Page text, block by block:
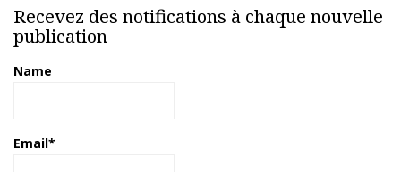
Recevez des notifications à chaque nouvelle
publication
Name
Email*